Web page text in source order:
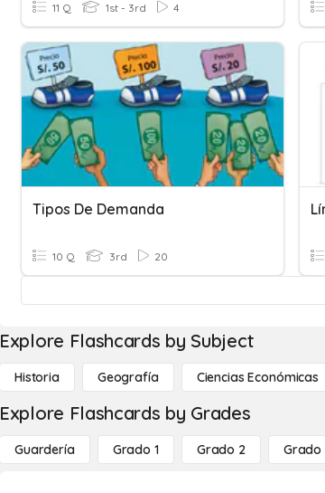
11 Q 1st - 3rd 4
Tipos De Demanda
10 Q 3rd 20
Explore Flashcards by Subject
Historia Geografía Ciencias Económicas
Explore Flashcards by Grades
Guardería Grado 1 Grado 2 Grado